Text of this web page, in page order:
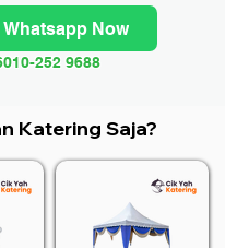
Whatsapp Now
252 9688
Katering Saja?